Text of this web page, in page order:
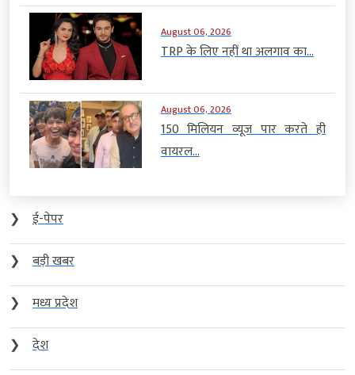
August 06, 2026
TRP के लिए नहीं था अलगाव का...
August 06, 2026
150 मिलियन व्यूज पार करते ही
वायरल...
❯
ई-पेपर
❯
बड़ी खबर
❯
मध्य प्रदेश
❯
देश